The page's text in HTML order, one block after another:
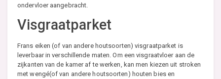
ondervloer aangebracht.
Visgraatparket
Frans eiken (of van andere houtsoorten) visgraatparket is
leverbaar in verschillende maten. Om een visgraatvloer aan de
zijkanten van de kamer af te werken, kan men kiezen uit stroken
met wengé(of van andere houtsoorten) houten bies en